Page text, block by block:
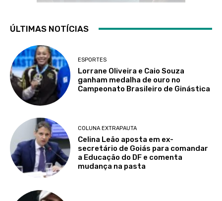
ÚLTIMAS NOTÍCIAS
ESPORTES
Lorrane Oliveira e Caio Souza
ganham medalha de ouro no
Campeonato Brasileiro de Ginástica
COLUNA EXTRAPAUTA
Celina Leão aposta em ex-
secretário de Goiás para comandar
a Educação do DF e comenta
mudança na pasta